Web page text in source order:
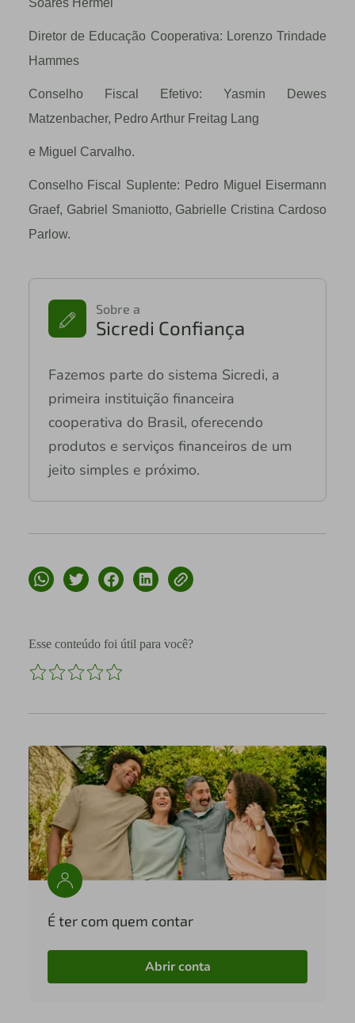
Soares Hermel
Diretor de Educação Cooperativa: Lorenzo Trindade
Hammes
Conselho Fiscal Efetivo: Yasmin Dewes
Matzenbacher, Pedro Arthur Freitag Lang
e Miguel Carvalho.
Conselho Fiscal Suplente: Pedro Miguel Eisermann
Graef, Gabriel Smaniotto, Gabrielle Cristina Cardoso
Parlow.
Sobre a
Sicredi Confiança
Fazemos parte do sistema Sicredi, a
primeira instituição financeira
cooperativa do Brasil, oferecendo
produtos e serviços financeiros de um
jeito simples e próximo.
Esse conteúdo foi útil para você?
É ter com quem contar
Abrir conta